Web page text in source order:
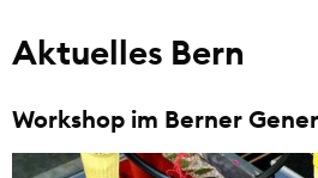
Aktuelles Bern
Workshop im Berner